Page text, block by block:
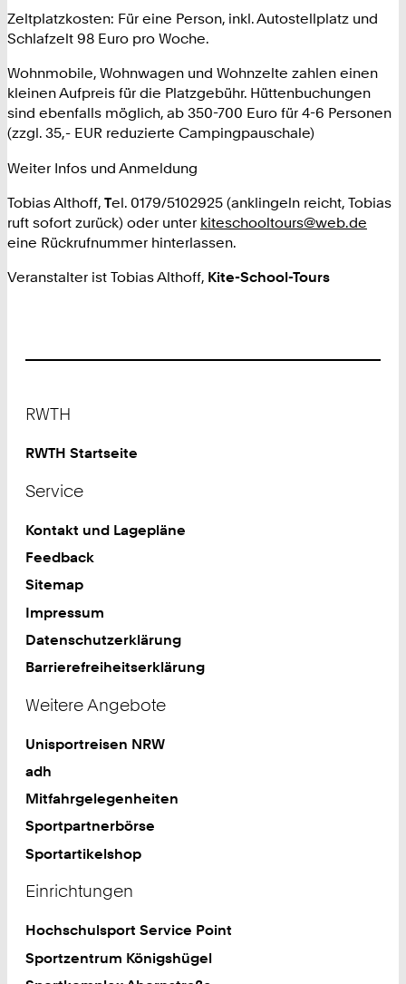
Zeltplatzkosten: Für eine Person, inkl. Autostellplatz und
Schlafzelt 98 Euro pro Woche.
Wohnmobile, Wohnwagen und Wohnzelte zahlen einen
kleinen Aufpreis für die Platzgebühr. Hüttenbuchungen
sind ebenfalls möglich, ab 350-700 Euro für 4-6 Personen
(zzgl. 35,- EUR reduzierte Campingpauschale)
Weiter Infos und Anmeldung
Tobias Althoff, Tel. 0179/5102925 (anklingeln reicht, Tobias
ruft sofort zurück) oder unter kiteschooltours@web.de
eine Rückrufnummer hinterlassen.
Veranstalter ist Tobias Althoff, Kite-School-Tours
RWTH
RWTH Startseite
Service
Kontakt und Lagepläne
Feedback
Sitemap
Impressum
Datenschutzerklärung
Barrierefreiheitserklärung
Weitere Angebote
Unisportreisen NRW
adh
Mitfahrgelegenheiten
Sportpartnerbörse
Sportartikelshop
Einrichtungen
Hochschulsport Service Point
Sportzentrum Königshügel